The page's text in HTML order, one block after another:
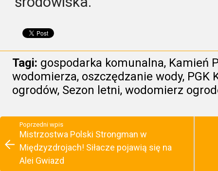
Tagi: gospodarka komunalna, Kamień
wodomierza, oszczędzanie wody, PGK
ogrodów, Sezon letni, wodomierz
Poprzedni wpis
Mistrzostwa Polski Strongman w
Międzyzdrojach! Siłacze pojawią się na
Alei Gwiazd